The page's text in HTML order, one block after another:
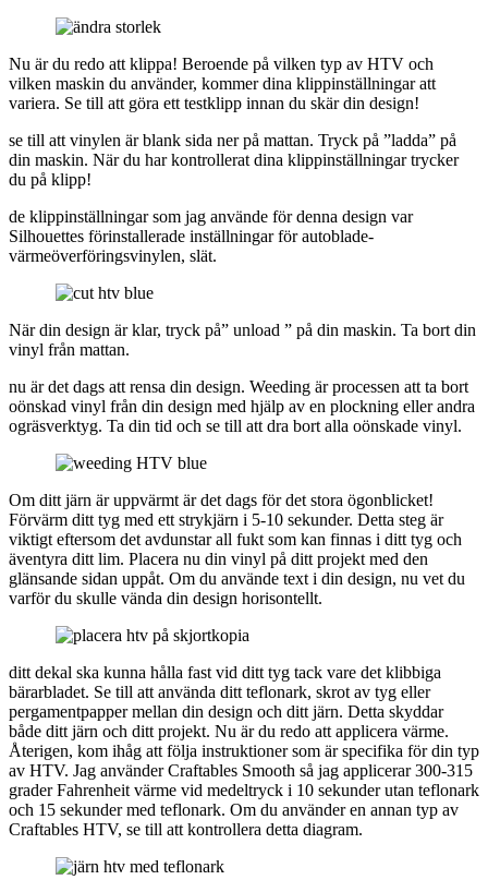
Nu är du redo att klippa! Beroende på vilken typ av HTV och
vilken maskin du använder, kommer dina klippinställningar att
variera. Se till att göra ett testklipp innan du skär din design!
se till att vinylen är blank sida ner på mattan. Tryck på ”ladda” på
din maskin. När du har kontrollerat dina klippinställningar trycker
du på klipp!
de klippinställningar som jag använde för denna design var
Silhouettes förinstallerade inställningar för autoblade-
värmeöverföringsvinylen, slät.
När din design är klar, tryck på” unload ” på din maskin. Ta bort din
vinyl från mattan.
nu är det dags att rensa din design. Weeding är processen att ta bort
oönskad vinyl från din design med hjälp av en plockning eller andra
ogräsverktyg. Ta din tid och se till att dra bort alla oönskade vinyl.
Om ditt järn är uppvärmt är det dags för det stora ögonblicket!
Förvärm ditt tyg med ett strykjärn i 5-10 sekunder. Detta steg är
viktigt eftersom det avdunstar all fukt som kan finnas i ditt tyg och
äventyra ditt lim. Placera nu din vinyl på ditt projekt med den
glänsande sidan uppåt. Om du använde text i din design, nu vet du
varför du skulle vända din design horisontellt.
ditt dekal ska kunna hålla fast vid ditt tyg tack vare det klibbiga
bärarbladet. Se till att använda ditt teflonark, skrot av tyg eller
pergamentpapper mellan din design och ditt järn. Detta skyddar
både ditt järn och ditt projekt. Nu är du redo att applicera värme.
Återigen, kom ihåg att följa instruktioner som är specifika för din typ
av HTV. Jag använder Craftables Smooth så jag applicerar 300-315
grader Fahrenheit värme vid medeltryck i 10 sekunder utan teflonark
och 15 sekunder med teflonark. Om du använder en annan typ av
Craftables HTV, se till att kontrollera detta diagram.